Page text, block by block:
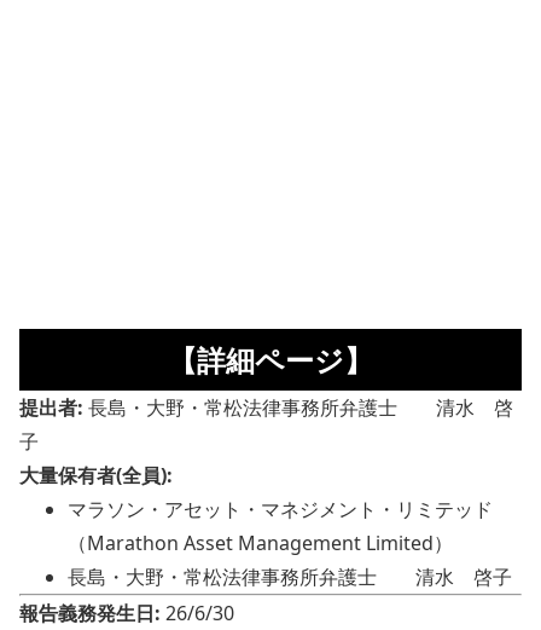
【詳細ページ】
提出者: 長島・大野・常松法律事務所弁護士 清水 啓
子
大量保有者(全員):
マラソン・アセット・マネジメント・リミテッド
（Marathon Asset Management Limited）
長島・大野・常松法律事務所弁護士 清水 啓子
報告義務発生日: 26/6/30